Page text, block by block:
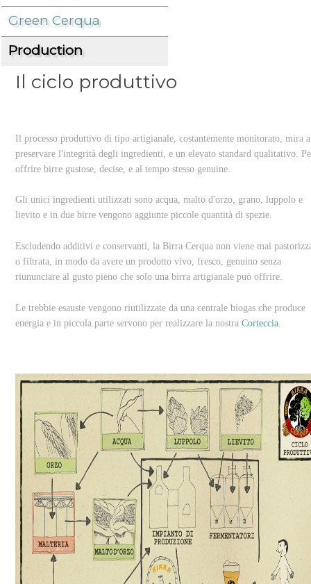
Green Cerqua
Production
Il ciclo produttivo
Il processo produttivo di tipo artigianale, costantemente monitorato, mira a
preservare l'integrità degli ingredienti, e un elevato standard qualitativo.
offrire birre gustose, decise, e al tempo stesso genuine.
Gli unici ingredienti utilizzati sono acqua, malto d'orzo, grano, luppolo e
lievito e in due birre vengono aggiunte piccole quantità di spezie.
Escludendo additivi e conservanti, la Birra Cerqua non viene mai
o filtrata, in modo da avere un prodotto vivo, fresco, genuino senza
riununciare al gusto pieno che solo una birra artigianale può offrire.
Le trebbie esauste vengono riutilizzate da una centrale biogas che produce
energia e in piccola parte servono per realizzare la nostraCorteccia